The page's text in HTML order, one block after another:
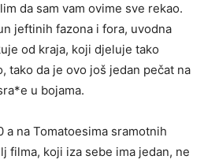
da sam vam ovime sve rekao.
jeftinih fazona i fora, uvodna
od kraja, koji djeluje tako
tako da je ovo još jedan pečat na
u bojama.
a na Tomatoesima sramotnih
filma, koji iza sebe ima jedan, ne